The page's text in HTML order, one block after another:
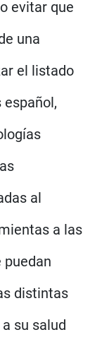
evitar que
una
el listado
al
a las
puedan
distintas
su salud